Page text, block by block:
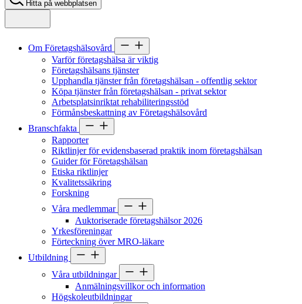
Hitta på webbplatsen
Om Företagshälsovård
Varför företagshälsa är viktig
Företagshälsans tjänster
Upphandla tjänster från företagshälsan - offentlig sektor
Köpa tjänster från företagshälsan - privat sektor
Arbetsplatsinriktat rehabiliteringsstöd
Förmånsbeskattning av Företagshälsovård
Branschfakta
Rapporter
Riktlinjer för evidensbaserad praktik inom företagshälsan
Guider för Företagshälsan
Etiska riktlinjer
Kvalitetssäkring
Forskning
Våra medlemmar
Auktoriserade företagshälsor 2026
Yrkesföreningar
Förteckning över MRO-läkare
Utbildning
Våra utbildningar
Anmälningsvillkor och information
Högskoleutbildningar